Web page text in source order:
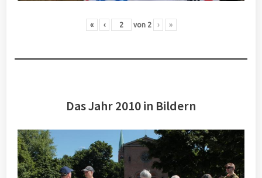
« ‹ von 2 › »
Das Jahr 2010 in Bildern